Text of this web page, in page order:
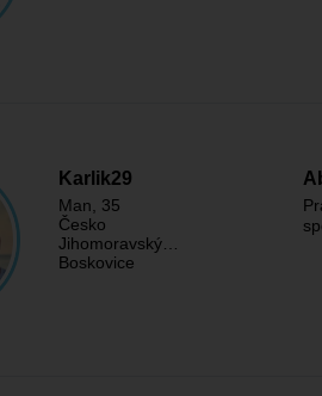
Karlik29
Man , 35
Česko
Jihomoravský…
Boskovice